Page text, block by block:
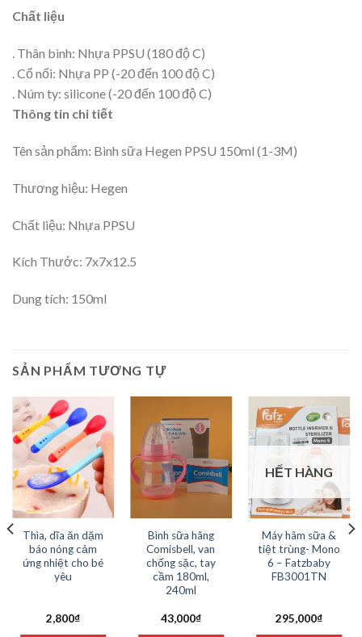
Chất liệu
. Thân bình: Nhựa PPSU (180 độ C)
. Cổ nối: Nhựa PP (-20 đến 100 độ C)
. Núm ty: silicone (-20 đến 100 độ C)
Thông tin chi tiết
Tên sản phẩm: Bình sữa Hegen PPSU 150ml (1-3M)
Thương hiệu: Hegen
Chất liệu: Nhựa PPSU
Kích Thước: 7x7x12.5
Dung tích: 150ml
SẢN PHẨM TƯƠNG TỰ
Thìa, dĩa ăn dặm
báo nóng cảm
ứng nhiệt cho bé
yêu
2,800₫
Bình sữa hãng
Comisbell, van
chống sặc, tay
cầm 180ml,
240ml
43,000₫
HẾT HÀNG
Máy hâm sữa &
tiệt trùng- Mono
6 – Fatzbaby
FB3001TN
295,000₫